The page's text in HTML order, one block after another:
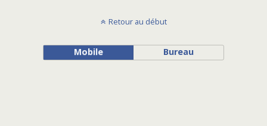
Retour au début
Mobile Bureau